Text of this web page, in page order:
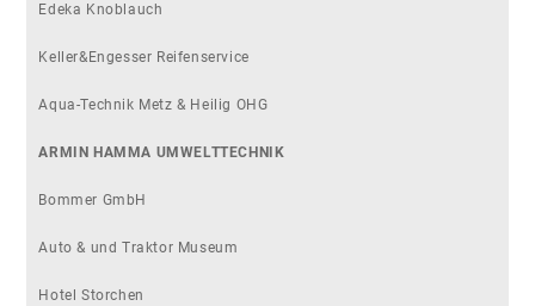
Edeka Knoblauch
Keller&Engesser Reifenservice
Aqua-Technik Metz & Heilig OHG
ARMIN HAMMA UMWELTTECHNIK
Bommer GmbH
Auto & und Traktor Museum
Hotel Storchen